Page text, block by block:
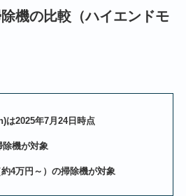
機の比較（ハイエンドモ
は2025年7月24日時点
除機が対象
4万円～）の掃除機が対象